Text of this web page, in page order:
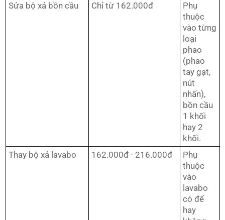
Sửa bộ xả bồn cầu
Chỉ từ 162.000đ
Phụ
thuộc
vào từng
loại
phao
(phao
tay gạt,
nút
nhấn),
bồn cầu
1 khối
hay 2
khối.
Thay bộ xả lavabo
162.000đ - 216.000đ
Phụ
thuộc
vào
lavabo
có đế
hay